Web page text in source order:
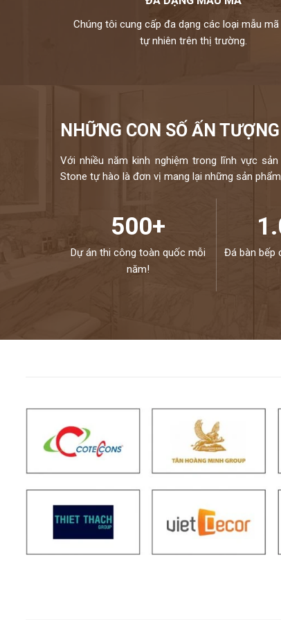
xanh lá,
kho đá hoàng gia phát là nhà phân phối và thi
Chúng tôi cung cấp đa dạng các loại mẫu
tự nhiên trên thị trường.
NHỮNG CON SỐ ẤN TƯỢNG
Với nhiều năm kinh nghiệm trong lĩnh vực
Stone tự hào là đơn vị mang lại những sản
500+
Dự án thi công toàn quốc mỗi
năm!
Đá bàn bếp